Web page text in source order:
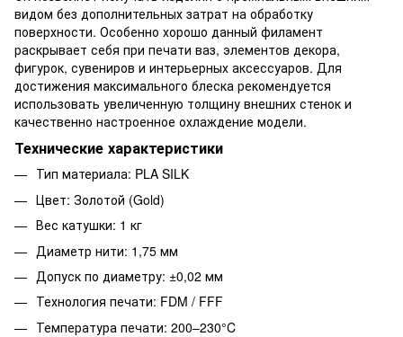
видом без дополнительных затрат на обработку
поверхности. Особенно хорошо данный филамент
раскрывает себя при печати ваз, элементов декора,
фигурок, сувениров и интерьерных аксессуаров. Для
достижения максимального блеска рекомендуется
использовать увеличенную толщину внешних стенок и
качественно настроенное охлаждение модели.
Технические характеристики
Тип материала: PLA SILK
Цвет: Золотой (Gold)
Вес катушки: 1 кг
Диаметр нити: 1,75 мм
Допуск по диаметру: ±0,02 мм
Технология печати: FDM / FFF
Температура печати: 200–230°C